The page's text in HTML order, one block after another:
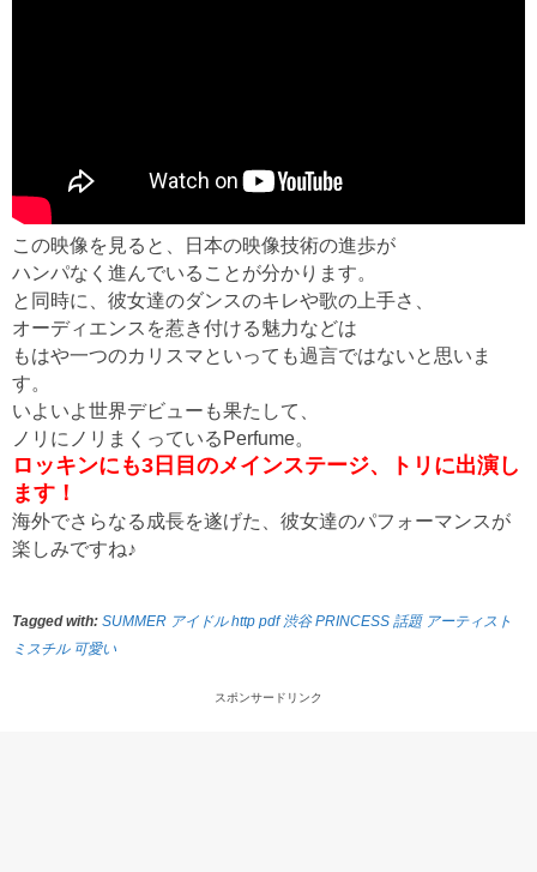
この映像を見ると、日本の映像技術の進歩が
ハンパなく進んでいることが分かります。
と同時に、彼女達のダンスのキレや歌の上手さ、
オーディエンスを惹き付ける魅力などは
もはや一つのカリスマといっても過言ではないと思いま
す。
いよいよ世界デビューも果たして、
ノリにノリまくっているPerfume。
ロッキンにも3日目のメインステージ、トリに出演し
ます！
海外でさらなる成長を遂げた、彼女達のパフォーマンスが
楽しみですね♪
Tagged with: SUMMER アイドル http pdf 渋谷 PRINCESS 話題 アーティスト
ミスチル 可愛い
スポンサードリンク